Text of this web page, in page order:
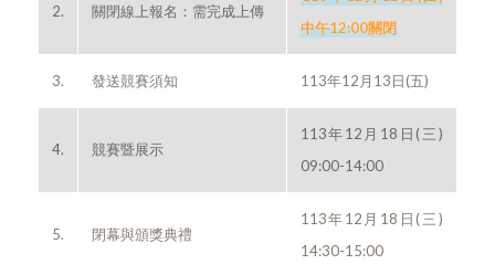
2. 關閉線上報名：需完成上傳
中午12:00關閉
3. 發送競賽須知 113年12月13日(五)
4. 競賽暨展示
113年12月18日(三)
09:00-14:00
5. 閉幕與頒獎典禮
113年12月18日(三)
14:30-15:00